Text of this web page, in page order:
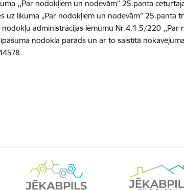
,,Par nodokļiem un nodevām” 25.panta
uz likuma „Par nodokļiem un nodevām” 25.panta
nodokļu administrācijas lēmumu Nr.4.1.5/220
nodokļa parāds un ar to saistītā